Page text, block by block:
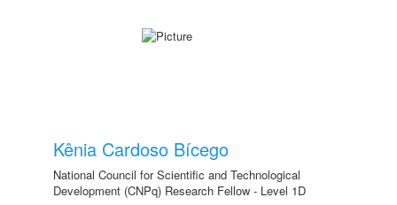
Kênia Cardoso Bícego
National Council for Scientific and Technological
Development (CNPq) Research Fellow - Level 1D